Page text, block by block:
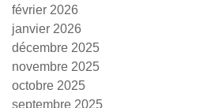
février 2026
janvier 2026
décembre 2025
novembre 2025
octobre 2025
septembre 2025